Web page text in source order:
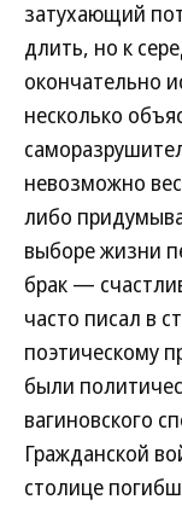
затухающий
длить, но к
окончательно
несколько
невозможно
либо
выборе жизни
брак —
часто писал в
поэтическому
были
вагиновского
Гражданской
столице